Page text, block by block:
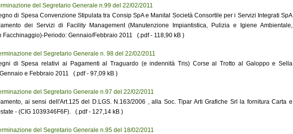
del Segretario Generale n.99 del 22/02/2011
di Spesa Convenzione Stipulata tra Consip SpA e Manital Società Consortile per i Servizi Integrati SpA
dei Servizi di Facility Management (Manutenzione Impiantistica, Pulizia e Igiene Ambientale,
Facchinaggio)-Periodo: Gennaio/Febbraio 2011 (.pdf - 118,90 kB )
del Segretario Generale n. 98 del 22/02/2011
di Spesa relativi ai Pagamenti al Traguardo (e indennità Tris) Corse al Trotto al Galoppo e Sella
e Febbraio 2011 (.pdf - 97,09 kB )
del Segretario Generale n.97 del 22/02/2011
ai sensi dell'Art.125 del D.LGS. N.163/2006 , alla Soc. Tipar Arti Grafiche Srl la fornitura Carta e
- (CIG 1039346F6F). (.pdf - 127,14 kB )
del Segretario Generale n.95 del 18/02/2011